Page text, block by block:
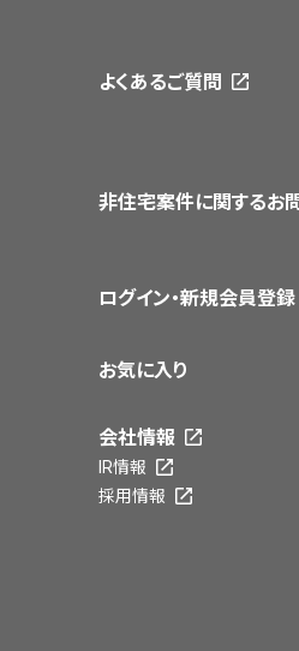
よくあるご質問
非住宅案件に関するお
ログイン・新規会員登録
お気に入り
会社情報
IR情報
採用情報